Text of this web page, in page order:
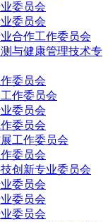
委员会
委员会
合作工作委员会
与健康管理技术专
委员会
作委员会
委员会
委员会
工作委员会
委员会
创新专业委员会
委员会
委员会
委员会